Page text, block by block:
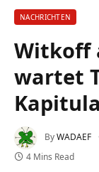
NACHRICHTEN
Witkoff
wartet
ByWADAEF
4 Mins Read